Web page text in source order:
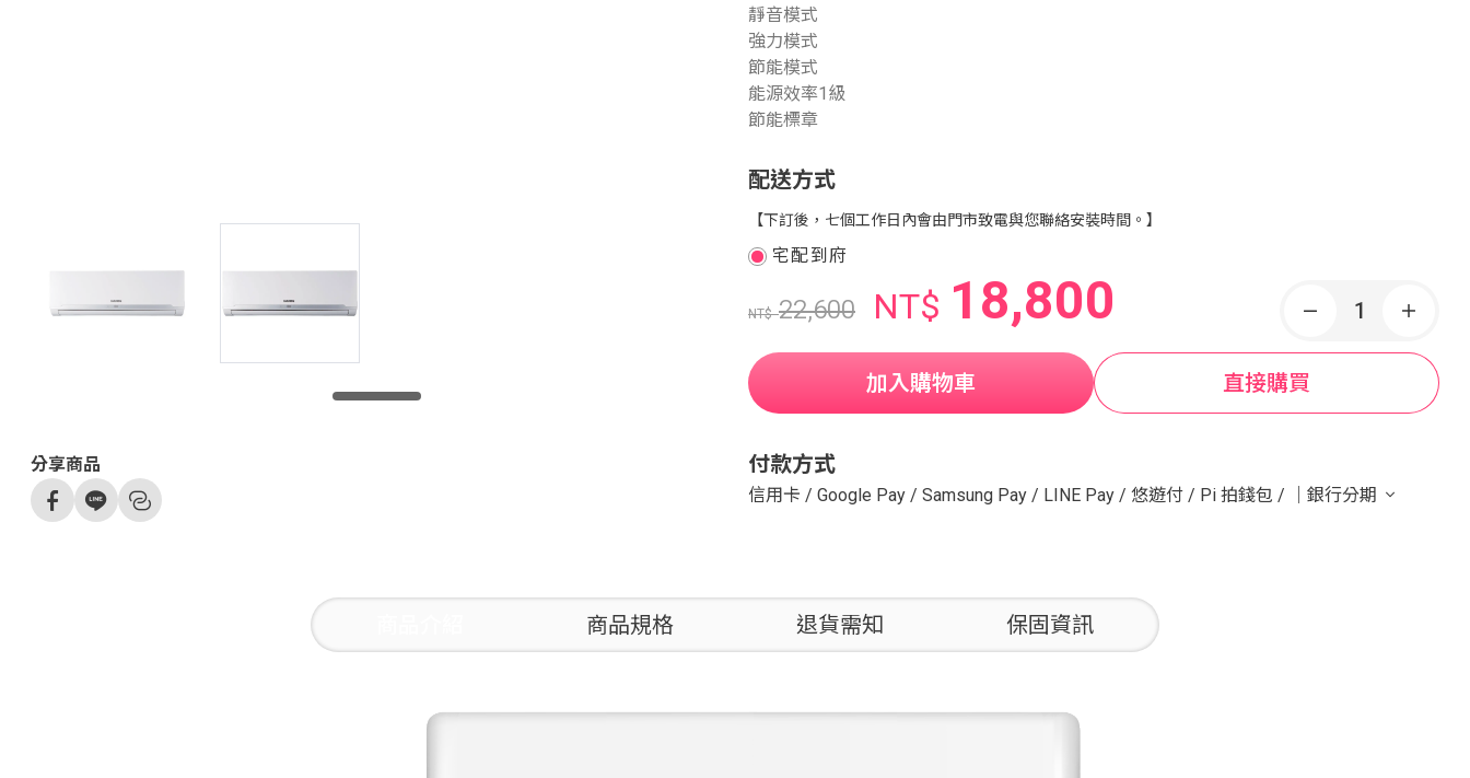
分享商品
靜音模式
強力模式
節能模式
能源效率1級
節能標章
配送方式
【下訂後，七個工作日內會由門市致電與您聯絡安裝時間。】
宅配到府
NT$22,600 NT$ 18,800
加入購物車 直接購買
付款方式
信用卡 / Google Pay / Samsung Pay / LINE Pay / 悠遊付 / Pi 拍錢包 / ｜銀行分期
商品規格 退貨需知 保固資訊